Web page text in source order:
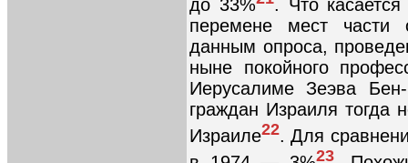
до 33%
. Что
перемене мест
данным опроса,
ныне покойного
Иерусалиме Зеэва
граждан Израиля тогда
Израиле22. Для
23